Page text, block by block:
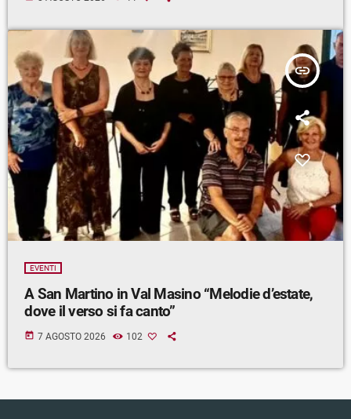
insert_link
EVENTI
A San Martino in Val Masino “Melodie d’estate,
dove il verso si fa canto”
today 7 AGOSTO 2026 102